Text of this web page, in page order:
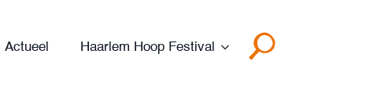
Actueel Haarlem Hoop Festival